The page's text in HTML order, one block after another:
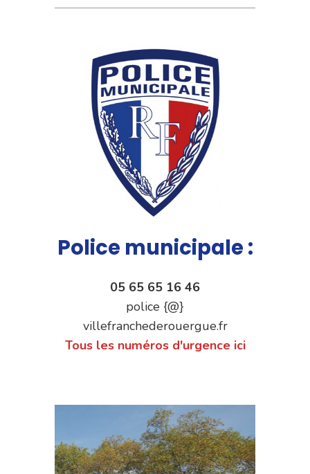
Police municipale :
05 65 65 16 46
police {@}
villefranchederouergue.fr
Tous les numéros d'urgence ici